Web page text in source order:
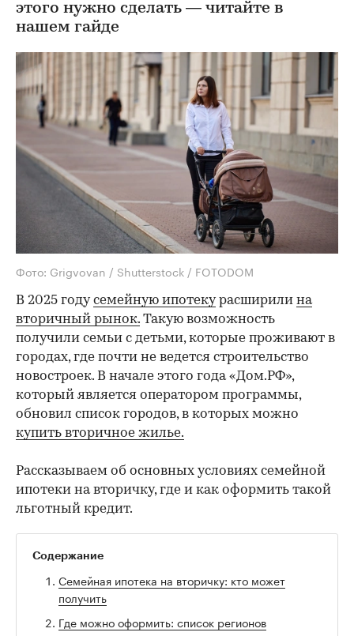
этого нужно сделать — читайте в
нашем гайде
Фото: Grigvovan / Shutterstock / FOTODOM
В 2025 годусемейную ипотекурасширили на
вторичный рынок. Такую возможность
получили семьи с детьми, которые проживают в
городах, где почти не ведется строительство
новостроек. В начале этого года «Дом.РФ»,
который является оператором программы,
обновил список городов, в которых можно
купить вторичное жилье.
Рассказываем об основных условиях семейной
ипотеки на вторичку, где и как оформить такой
льготный кредит.
Содержание
Семейная ипотека на вторичку: кто может
получить
Где можно оформить: список регионов